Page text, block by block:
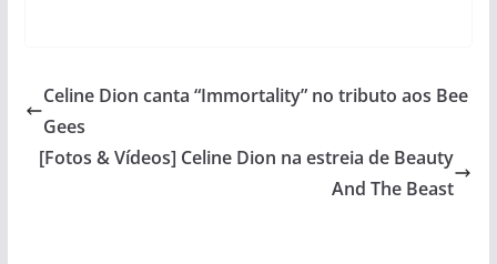
Celine Dion canta “Immortality” no tributo aos Bee
Gees
[Fotos & Vídeos] Celine Dion na estreia de Beauty
And The Beast